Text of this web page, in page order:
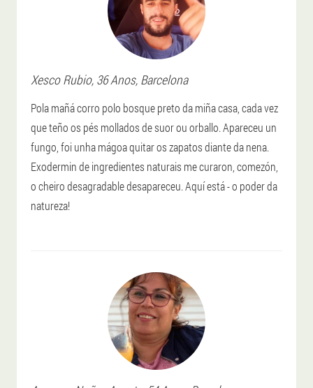
Xesco Rubio, 36 Anos, Barcelona
Pola mañá corro polo bosque preto da miña casa, cada vez
que teño os pés mollados de suor ou orballo. Apareceu un
fungo, foi unha mágoa quitar os zapatos diante da nena.
Exodermin de ingredientes naturais me curaron, comezón,
o cheiro desagradable desapareceu. Aquí está - o poder da
natureza!